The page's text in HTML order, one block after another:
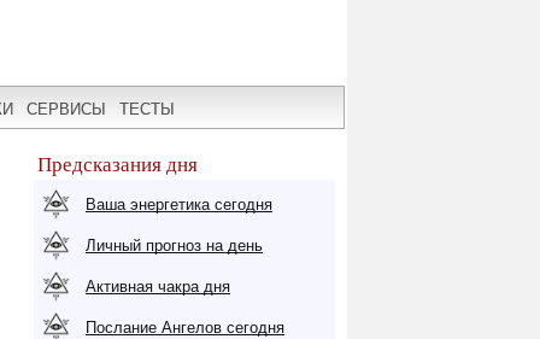
СЕРВИСЫ ТЕСТЫ
Предсказания дня
Ваша энергетика сегодня
Личный прогноз на день
Активная чакра дня
Послание Ангелов сегодня